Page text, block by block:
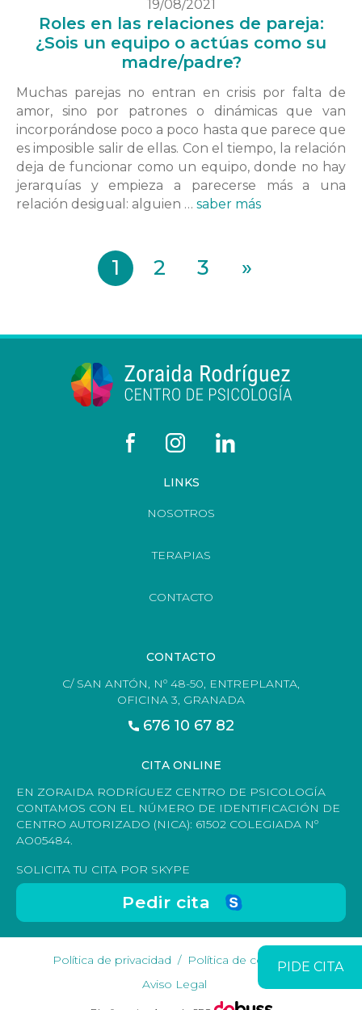
PIDE CITA
19/08/2021
Roles en las relaciones de pareja:
¿Sois un equipo o actúas como su
madre/padre?
Muchas parejas no entran en crisis por falta de
amor, sino por patrones o dinámicas que van
incorporándose poco a poco hasta que parece que
es imposible salir de ellas. Con el tiempo, la relación
deja de funcionar como un equipo, donde no hay
jerarquías y empieza a parecerse más a una
relación desigual: alguien … saber más
1 2 3 »
LINKS
NOSOTROS
TERAPIAS
CONTACTO
CONTACTO
C/ SAN ANTÓN, Nº 48-50, ENTREPLANTA,
OFICINA 3, GRANADA
676 10 67 82
CITA ONLINE
EN ZORAIDA RODRÍGUEZ CENTRO DE PSICOLOGÍA
CONTAMOS CON EL NÚMERO DE IDENTIFICACIÓN DE
CENTRO AUTORIZADO (NICA): 61502 COLEGIADA Nº
AO05484.
SOLICITA TU CITA POR SKYPE
Pedir cita
Política de privacidad
Política de cookies
Aviso Legal